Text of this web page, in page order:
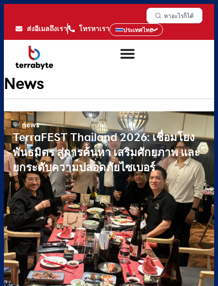
หาอะไรก็ได้
ส่งอีเมลถึงเรา โทรหาเรา ประเทศไทย
News
news
TerraFEST Thailand 2026: เชื่อมโยง
พันธมิตร สู่การค้นหา เสริมศักยภาพ และ
ยกระดับความปลอดภัยไซเบอร์